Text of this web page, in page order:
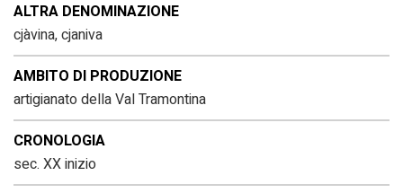
ALTRA DENOMINAZIONE
cjàvina, cjaniva
AMBITO DI PRODUZIONE
artigianato della Val Tramontina
CRONOLOGIA
sec. XX inizio